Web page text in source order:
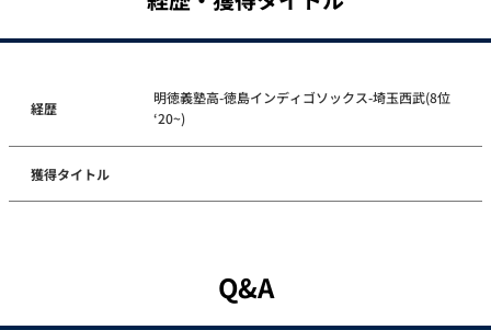
経歴
明徳義塾高-徳島インディゴソックス-埼玉西武(8位
‘20~)
獲得タイトル
Q&A